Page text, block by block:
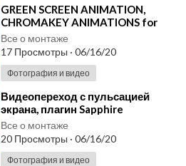
⁣GREEN SCREEN ANIMATION,
CHROMAKEY ANIMATIONS for
Sony Vegas, Premier Pro, After
Effects Edition
Все о монтаже
17 Просмотры · 06/16/20
Фотография и видео
⁣Видеопереход с пульсацией
экрана, плагин Sapphire
BlurMoCurves. Уроки
видеомонтажа Sony Vegas
Все о монтаже
20 Просмотры · 06/16/20
Фотография и видео